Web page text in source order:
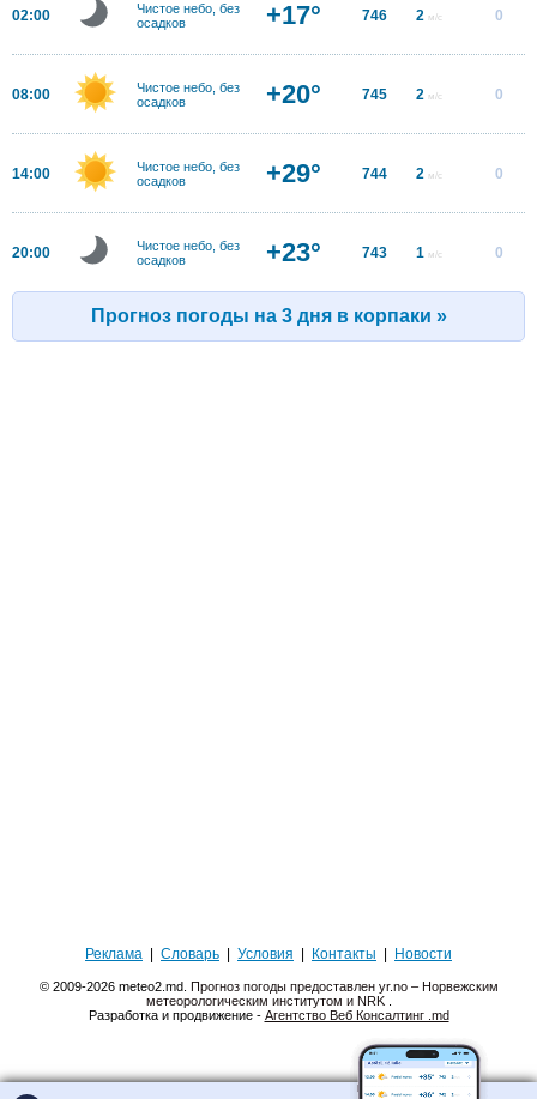
02:00
Чистое небо, без
осадков
+17° 746 2 м/с 0
08:00
Чистое небо, без
осадков
+20° 745 2 м/с 0
14:00
Чистое небо, без
осадков
+29° 744 2 м/с 0
20:00
Чистое небо, без
осадков
+23° 743 1 м/с 0
Прогноз погоды на 3 дня в корпаки »
Реклама Словарь Условия Контакты Новости
© 2009-2026 meteo2.md. Прогноз погоды предоставлен yr.no – Норвежским
метеорологическим институтом и NRK
Разработка и продвижение - Агентство Веб Консалтинг .md